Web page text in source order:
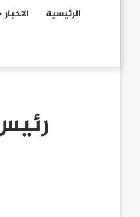
الرئيسية الاخبار